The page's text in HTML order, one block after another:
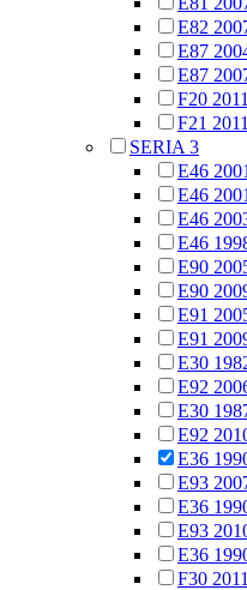
E82
E87
E87
F20
F21
SERIA 3
E46
E46
E46
E46
E90
E90
E91
E91
E30
E92
E30
E92
E36
E93
E36
E93
E36
F30